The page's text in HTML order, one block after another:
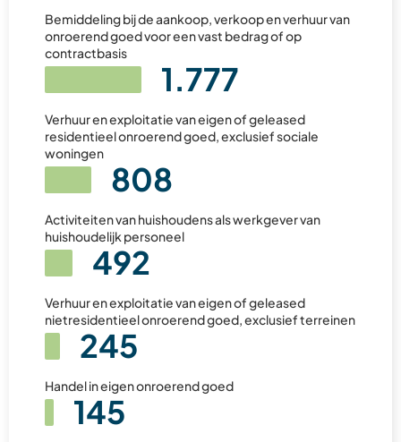
Bemiddeling bij de aankoop, verkoop en verhuur van
onroerend goed voor een vast bedrag of op
contractbasis
1.777
Verhuur en exploitatie van eigen of geleased
residentieel onroerend goed, exclusief sociale
woningen
808
Activiteiten van huishoudens als werkgever van
huishoudelijk personeel
492
Verhuur en exploitatie van eigen of geleased
nietresidentieel onroerend goed, exclusief terreinen
245
Handel in eigen onroerend goed
145